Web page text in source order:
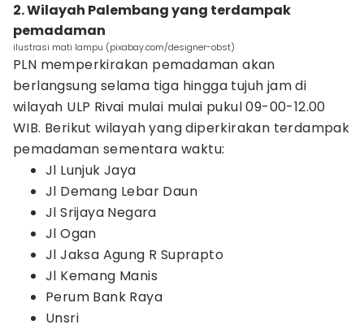
2. Wilayah Palembang yang terdampak
pemadaman
ilustrasi mati lampu (pixabay.com/designer-obst)
PLN memperkirakan pemadaman akan
berlangsung selama tiga hingga tujuh jam di
wilayah ULP Rivai mulai mulai pukul 09-00-12.00
WIB. Berikut wilayah yang diperkirakan terdampak
pemadaman sementara waktu:
Jl Lunjuk Jaya
Jl Demang Lebar Daun
Jl Srijaya Negara
Jl Ogan
Jl Jaksa Agung R Suprapto
Jl Kemang Manis
Perum Bank Raya
Unsri